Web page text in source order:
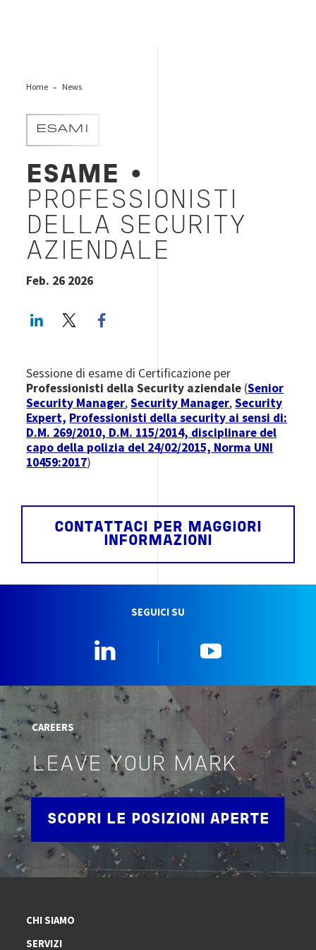
Home News
ESAMI
ESAME
•
PROFESSIONISTI
DELLA SECURITY
AZIENDALE
Feb. 26 2026
LinkedInTwitter
Sessione di esame di Certificazione per
Professionisti della Security aziendale (Senior
Security Manager,Security Manager,Security
Expert, Professionisti della security ai sensi di:
D.M. 269/2010, D.M. 115/2014, disciplinare del
capo della polizia del 24/02/2015, Norma UNI
10459:2017)
CONTATTACI PER MAGGIORI
INFORMAZIONI
SEGUICI SU
CAREERS
LEAVE YOUR MARK
SCOPRI LE POSIZIONI APERTE
CHI SIAMO
SERVIZI